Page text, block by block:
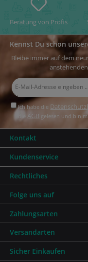
Beratung von Profis
Kennst Du schon
Bleibe immer auf dem
Ich habe die
AGB gelesen und bin
Kundenservice
Rechtliches
Kontakt
Zahlungsarten
Versandarten
Sicher Einkaufen
Folge uns auf